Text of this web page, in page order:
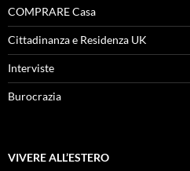
COMPRARE Casa
Cittadinanza e Residenza UK
Interviste
Burocrazia
VIVERE ALL’ESTERO